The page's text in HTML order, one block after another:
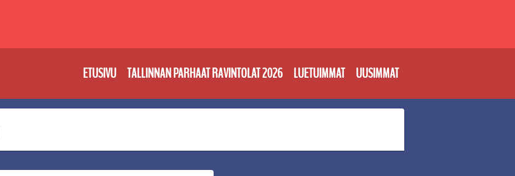
ETUSIVU TALLINNAN PARHAAT RAVINTOLAT 2026 LUETUIMMAT UUSIMMAT